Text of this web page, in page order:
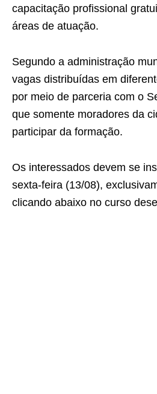
capacitação profissional
áreas de atuação.
Segundo a administração
vagas distribuídas em
por meio de parceria com o
que somente moradores da
participar da formação.
Os interessados devem se
sexta-feira (13/08),
clicando abaixo no curso